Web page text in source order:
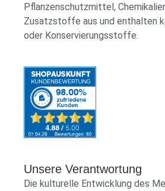
Pflanzenschutzmittel,
Zusatzstoffe aus und enthalten
oder Konservierungsstoffe.
Unsere Verantwortung
Die kulturelle Entwicklung des